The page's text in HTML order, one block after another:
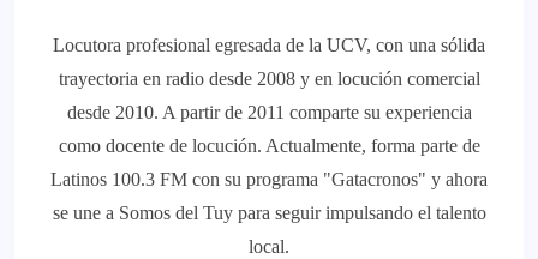
Locutora profesional egresada de la UCV, con una sólida
trayectoria en radio desde 2008 y en locución comercial
desde 2010. A partir de 2011 comparte su experiencia
como docente de locución. Actualmente, forma parte de
Latinos 100.3 FM con su programa "Gatacronos" y ahora
se une a Somos del Tuy para seguir impulsando el talento
local.